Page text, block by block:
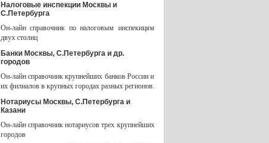
Налоговые инспекции Москвы и
С.Петербурга
Он-лайн справочник по налоговым инспекицям
двух столиц
Банки Москвы, С.Петербурга и др.
городов
Он-лайн справочник крупнейших банков России и
их филиалов в крупных городах разных регионов.
Нотариусы Москвы, С.Петербурга и
Казани
Он-лайн справочник нотариусов трех крупнейших
городов